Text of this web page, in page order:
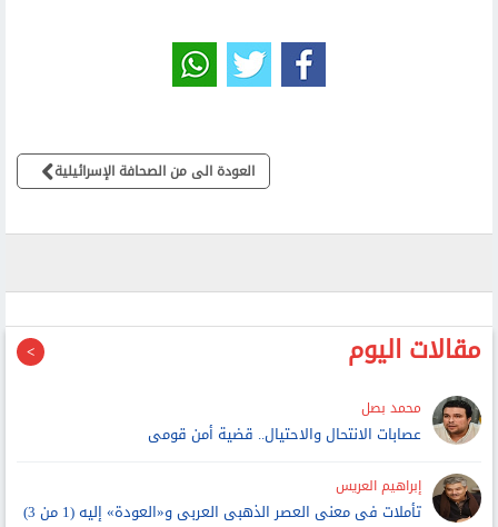
العودة الى من الصحافة الإسرائيلية
مقالات اليوم
محمد بصل
عصابات الانتحال والاحتيال.. قضية أمن قومى
إبراهيم العريس
تأملات فى معنى العصر الذهبى العربى و«العودة» إليه (1 من 3)